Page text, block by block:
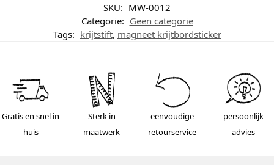
SKU: MW-0012
Categorie: Geen categorie
Tags: krijtstift, magneet krijtbordsticker
Gratis en snel in
huis
Sterk in
maatwerk
eenvoudige
retourservice
persoonlijk
advies